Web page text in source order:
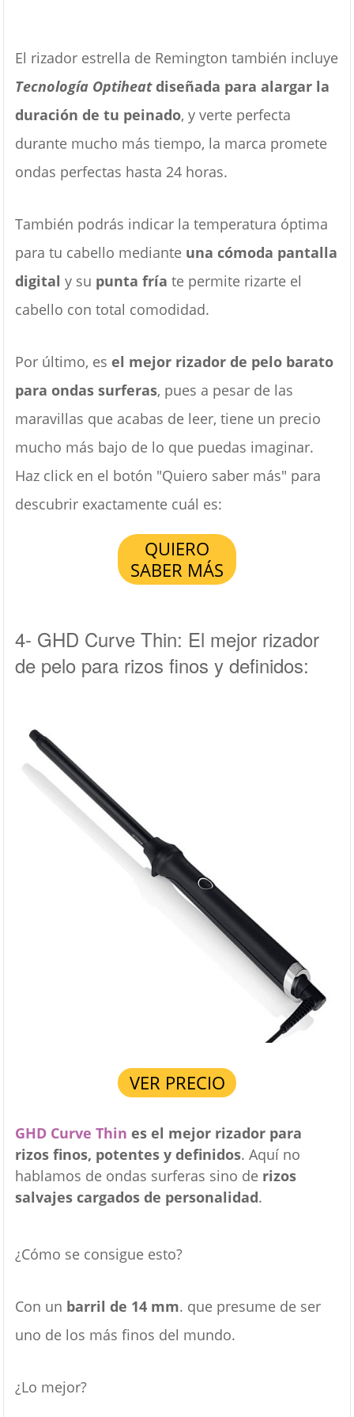
El rizador estrella de Remington también incluye
Tecnología Optiheatdiseñada para alargar la
duración de tu peinado, y verte perfecta
durante mucho más tiempo, la marca promete
ondas perfectas hasta 24 horas.
También podrás indicar la temperatura óptima
para tu cabello mediante una cómoda pantalla
digital y su punta fría te permite rizarte el
cabello con total comodidad.
Por último, es el mejor rizador de pelo barato
para ondas surferas, pues a pesar de las
maravillas que acabas de leer, tiene un precio
mucho más bajo de lo que puedas imaginar.
Haz click en el botón "Quiero saber más" para
descubrir exactamente cuál es:
QUIERO
SABER MÁS
4- GHD Curve Thin: El mejor rizador
de pelo para rizos finos y definidos:
VER PRECIO
GHD Curve Thin es el mejor rizador para
rizos finos, potentes y definidos. Aquí no
hablamos de ondas surferas sino de rizos
salvajes cargados de personalidad.
¿Cómo se consigue esto?
Con un barril de 14 mm. que presume de ser
uno de los más finos del mundo.
¿Lo mejor?